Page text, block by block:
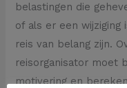
belastingen die
of als er een
reis van belang zijn.
reisorganisator moet
motivering en